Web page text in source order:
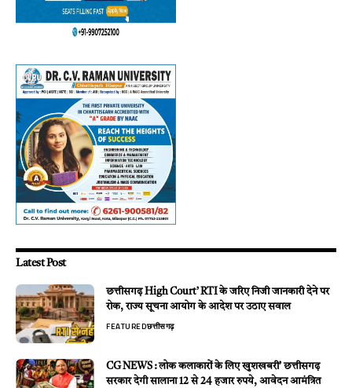
Latest Post
छत्तीसगढ़ High Court’ RTI के जरिए निजी जानकारी देने पर
रोक, राज्य सूचना आयोग के आदेश पर उठाए सवाल
FEATUREDछत्तीसगढ़
CG NEWS : लोक कलाकारों के लिए खुशखबरी’ छत्तीसगढ़
सरकार देगी सालाना 12 से 24 हजार रुपये, आवेदन आमंत्रित